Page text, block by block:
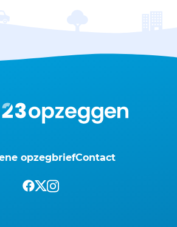
opzegbriefContact